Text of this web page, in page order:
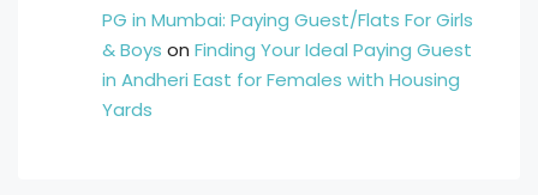
PG in Mumbai: Paying Guest/Flats For Girls
& Boys on Finding Your Ideal Paying Guest
in Andheri East for Females with Housing
Yards